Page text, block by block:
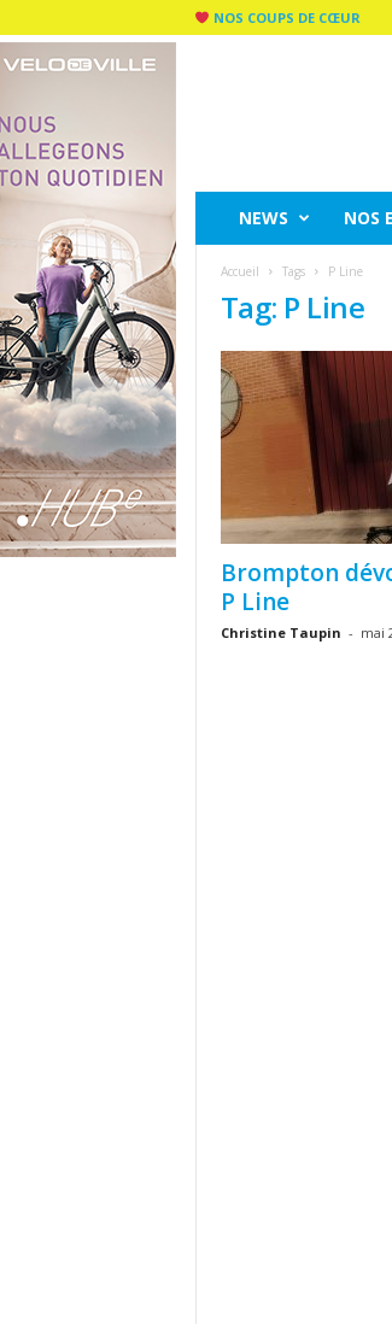
NOS COUPS DE CŒUR
NEWS NOS
Accueil Tags P Line
Tag: P Line
Brompton
P Line
Christine Taupin - mai